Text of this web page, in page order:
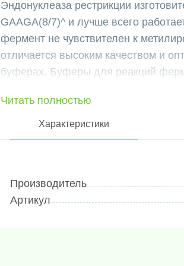
Эндонуклеаза рестрикции
GAAGA(8/7)^ и лучше всего
фермент не чувствителен к
отличается высоким качеством и
буферах. Буферы для реакций
связывающий примеси, которые
применения фермента MboIl
картографирование сайтов
Место узнавания для MbolI:
Исходный раствор
Читать полностью
Характеристики
Производитель
Артикул